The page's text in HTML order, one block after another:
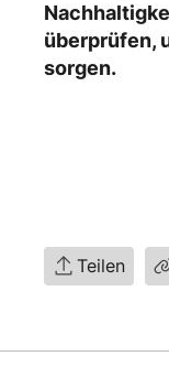
überprüfen,
sorgen.
Teilen